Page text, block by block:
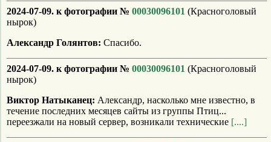
2024-07-09. к фотографии № 00030096101 (Красноголовый
нырок)
Александр Голянтов: Спасибо.
2024-07-09. к фотографии № 00030096101 (Красноголовый
нырок)
Виктор Натыканец: Александр, насколько мне известно, в
течение последних месяцев сайты из группы Птиц...
переезжали на новый сервер, возникали технические [....]